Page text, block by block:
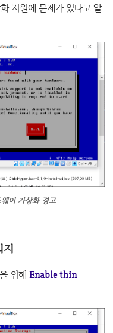
지원에 문제가 있다고 알
어 가상화 경고
위해Enable thin